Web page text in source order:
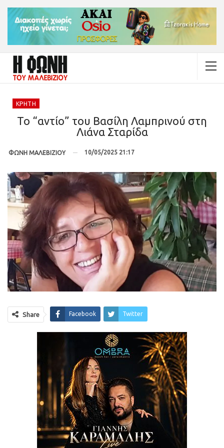
ΚΡΉΤΗ
Το “αντίο” του Βασίλη Λαμπρινού στη
Λιάνα Σταρίδα
ΦΩΝΗ ΜΑΛΕΒΙΖΙΟΥ 10/05/2025 21:17
Share Facebook Twitter